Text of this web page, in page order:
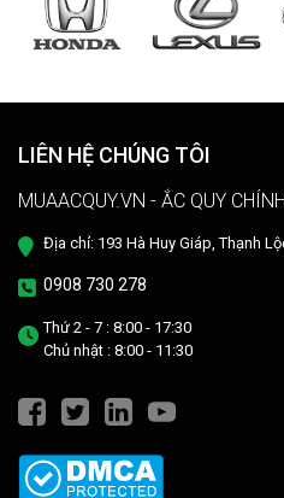
LIÊN HỆ CHÚNG TÔI
MUAACQUY.VN - ẮC QUY
Địa chỉ: 193 Hà Huy Giáp, Thạnh
0908 730 278
Thứ 2 - 7 : 8:00 - 17:30
Chủ nhật : 8:00 - 11:30